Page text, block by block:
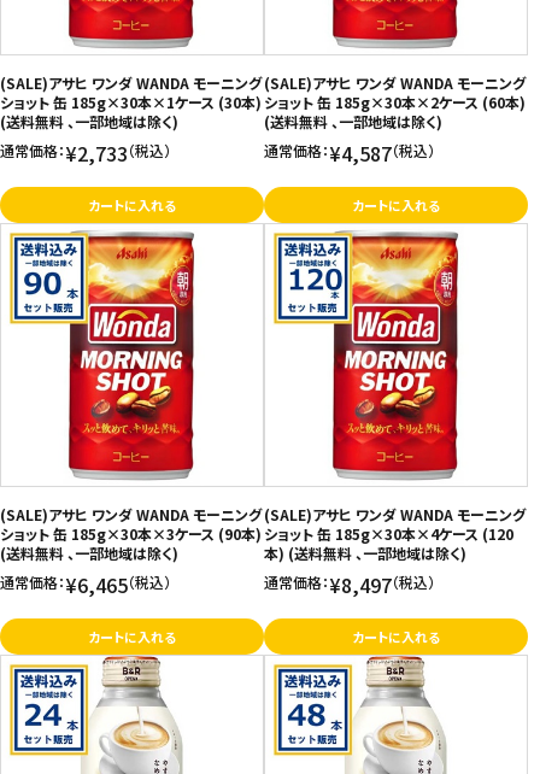
(SALE)アサヒ ワンダ WANDA モーニング
ショット 缶 185g×30本×1ケース (30本)
(送料無料 、一部地域は除く)
通常価格：¥2,733（税込）
カートに入れる
(SALE)アサヒ ワンダ WANDA モーニング
ショット 缶 185g×30本×2ケース (60本)
(送料無料 、一部地域は除く)
通常価格：¥4,587（税込）
カートに入れる
(SALE)アサヒ ワンダ WANDA モーニング
ショット 缶 185g×30本×3ケース (90本)
(送料無料 、一部地域は除く)
通常価格：¥6,465（税込）
カートに入れる
(SALE)アサヒ ワンダ WANDA モーニング
ショット 缶 185g×30本×4ケース (120
本) (送料無料 、一部地域は除く)
通常価格：¥8,497（税込）
カートに入れる